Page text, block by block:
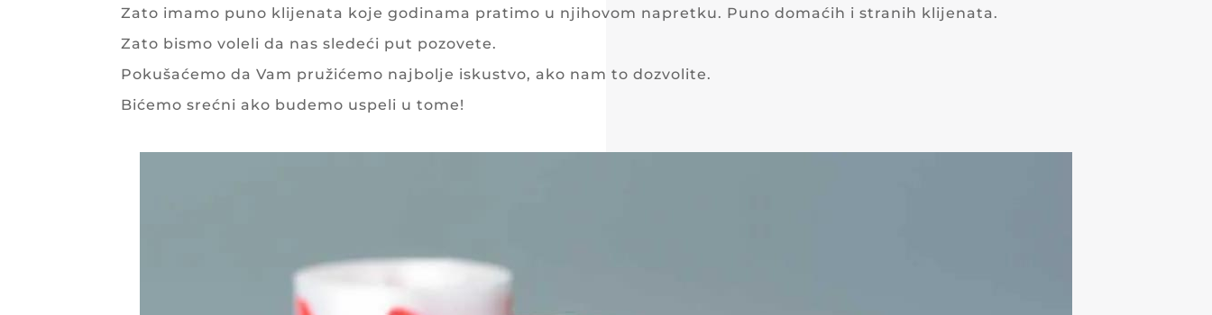
Zato imamo puno klijenata koje godinama pratimo u njihovom napretku. Puno domaćih i stranih klijenata.
Zato bismo voleli da nas sledeći put pozovete.
Pokušaćemo da Vam pružićemo najbolje iskustvo, ako nam to dozvolite.
Bićemo srećni ako budemo uspeli u tome!